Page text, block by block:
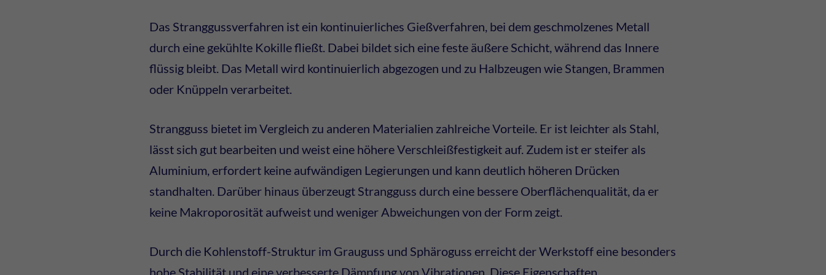
Das Stranggussverfahren ist ein kontinuierliches Gießverfahren, bei dem geschmolzenes Metall
durch eine gekühlte Kokille fließt. Dabei bildet sich eine feste äußere Schicht, während das Innere
flüssig bleibt. Das Metall wird kontinuierlich abgezogen und zu Halbzeugen wie Stangen, Brammen
oder Knüppeln verarbeitet.
Strangguss bietet im Vergleich zu anderen Materialien zahlreiche Vorteile. Er ist leichter als Stahl,
lässt sich gut bearbeiten und weist eine höhere Verschleißfestigkeit auf. Zudem ist er steifer als
Aluminium, erfordert keine aufwändigen Legierungen und kann deutlich höheren Drücken
standhalten. Darüber hinaus überzeugt Strangguss durch eine bessere Oberflächenqualität, da er
keine Makroporosität aufweist und weniger Abweichungen von der Form zeigt.
Durch die Kohlenstoff-Struktur im Grauguss und Sphäroguss erreicht der Werkstoff eine besonders
hohe Stabilität und eine verbesserte Dämpfung von Vibrationen. Diese Eigenschaften